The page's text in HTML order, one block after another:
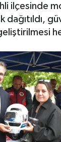
ilçesinde
dağıtıldı,
geliştirilmesi